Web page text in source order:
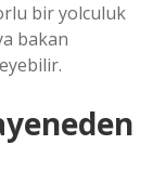
bir yolculuk
bakan